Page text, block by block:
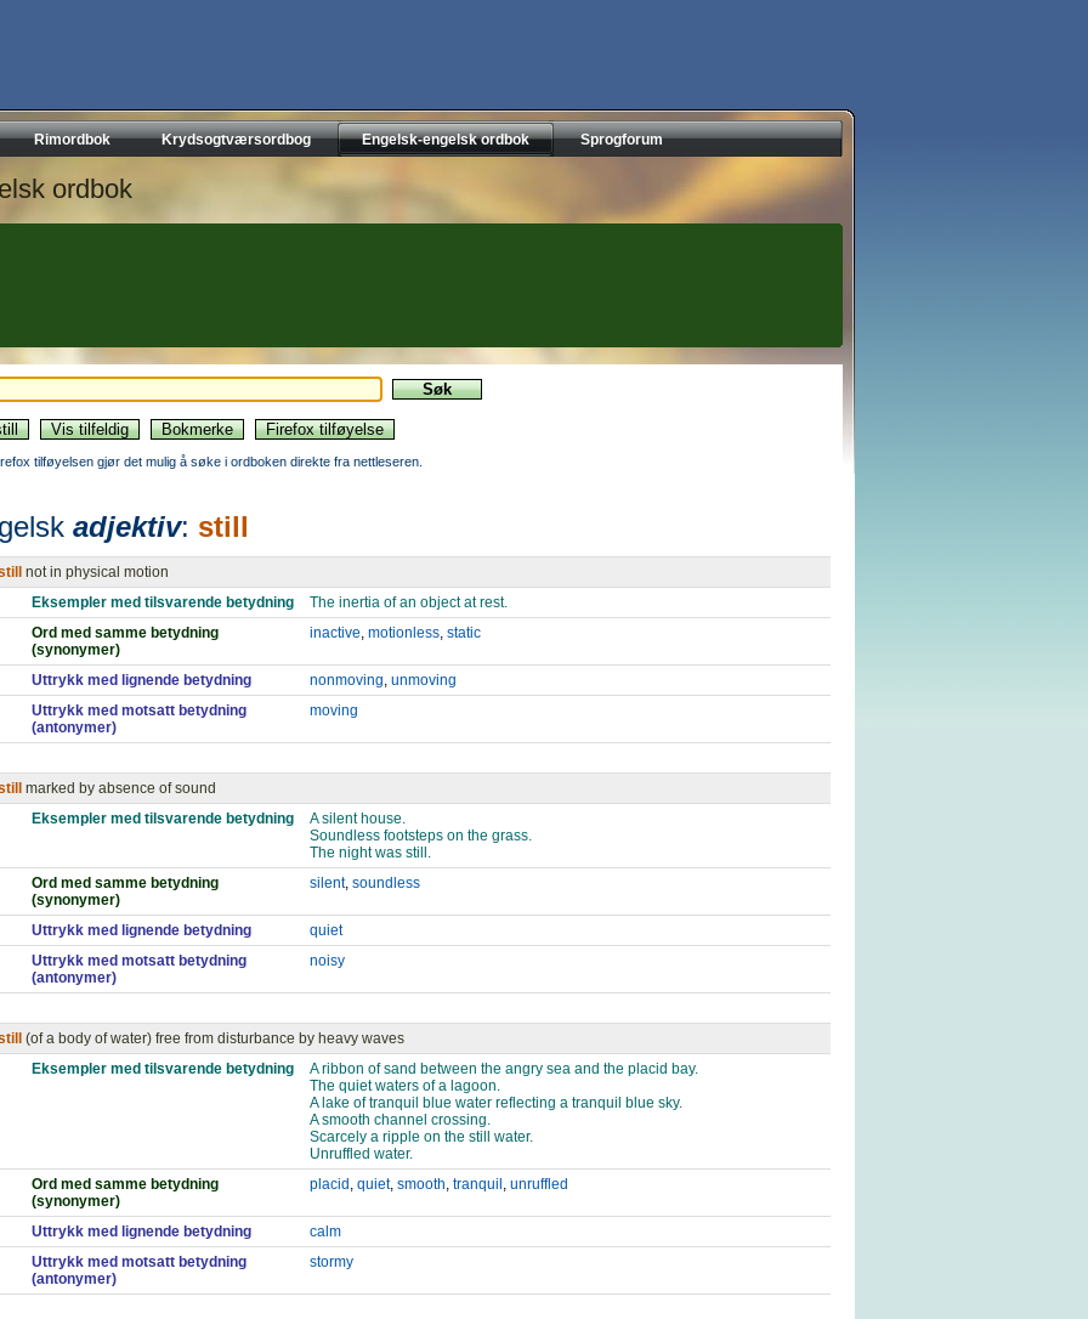
Rimordbok Krydsogtværsordbog Engelsk-engelsk ordbok Sprogforum
ordbok
tilføyelsen gjør det mulig å søke i ordboken direkte fra nettleseren.
adjektiv: still
not in physical motion
Eksempler med tilsvarende betydning
The inertia of an object at rest.
Ord med samme betydning
(synonymer)
inactive, motionless, static
Uttrykk med lignende betydning nonmoving, unmoving
Uttrykk med motsatt betydning
(antonymer)
moving
marked by absence of sound
Eksempler med tilsvarende betydning
A silent house.
Soundless footsteps on the grass.
The night was still.
Ord med samme betydning
(synonymer)
silent, soundless
Uttrykk med lignende betydning
quiet
Uttrykk med motsatt betydning
(antonymer)
noisy
(of a body of water) free from disturbance by heavy waves
Eksempler med tilsvarende betydning
A ribbon of sand between the angry sea and the placid bay.
The quiet waters of a lagoon.
A lake of tranquil blue water reflecting a tranquil blue sky.
A smooth channel crossing.
Scarcely a ripple on the still water.
Unruffled water.
Ord med samme betydning
(synonymer)
placid , quiet, smooth, tranquil , unruffled
Uttrykk med lignende betydning
calm
Uttrykk med motsatt betydning
(antonymer)
stormy